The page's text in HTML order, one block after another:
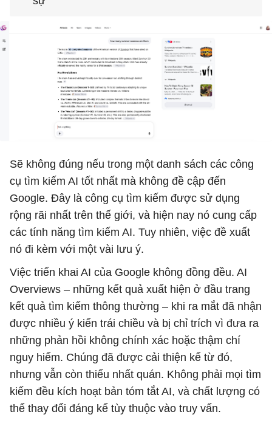
Sẽ không đúng nếu trong một danh sách các công
cụ tìm kiếm AI tốt nhất mà không đề cập đến
Google. Đây là công cụ tìm kiếm được sử dụng
rộng rãi nhất trên thế giới, và hiện nay nó cung cấp
các tính năng tìm kiếm AI. Tuy nhiên, việc đề xuất
nó đi kèm với một vài lưu ý.
Việc triển khai AI của Google không đồng đều. AI
Overviews – những kết quả xuất hiện ở đầu trang
kết quả tìm kiếm thông thường – khi ra mắt đã nhận
được nhiều ý kiến ​​trái chiều và bị chỉ trích vì đưa ra
những phản hồi không chính xác hoặc thậm chí
nguy hiểm. Chúng đã được cải thiện kể từ đó,
nhưng vẫn còn thiếu nhất quán. Không phải mọi tìm
kiếm đều kích hoạt bản tóm tắt AI, và chất lượng có
thể thay đổi đáng kể tùy thuộc vào truy vấn.